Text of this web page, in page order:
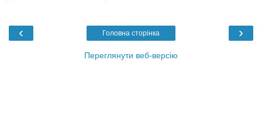
‹ ›
Головна сторінка
Переглянути веб-версію